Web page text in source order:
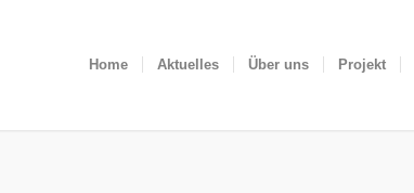
Home Aktuelles Über uns Projekt